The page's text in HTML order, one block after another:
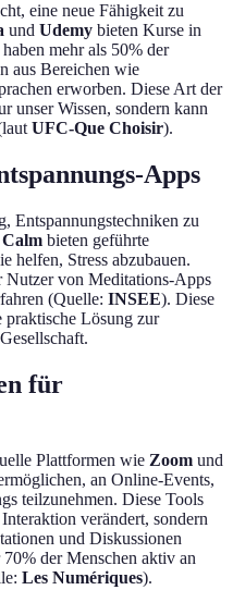
eine neue Fähigkeit zu
und Udemy bieten Kurse in
mehr als 50% der
aus Bereichen wie
erworben. Diese Art der
unser Wissen, sondern kann
UFC-Que Choisir).
Apps
Entspannungstechniken zu
Calm bieten geführte
helfen, Stress abzubauen.
Nutzer von Meditations-Apps
(Quelle: INSEE). Diese
Lösung zur
für
Plattformen wie Zoom und
an Online-Events,
teilzunehmen. Diese Tools
verändert, sondern
und Diskussionen
der Menschen aktiv an
Les Numériques).